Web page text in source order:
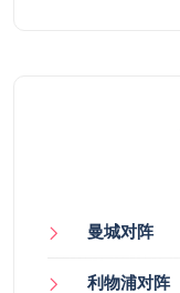
曼城对阵
利物浦对阵